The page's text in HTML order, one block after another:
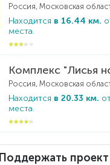
Находится в 16.44 км.
места.
Комплекс "Лисья
Находится в 20.33 км.
места.
Поддержать проект